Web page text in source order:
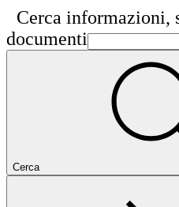
Cerca informazioni,
documenti
Cerca